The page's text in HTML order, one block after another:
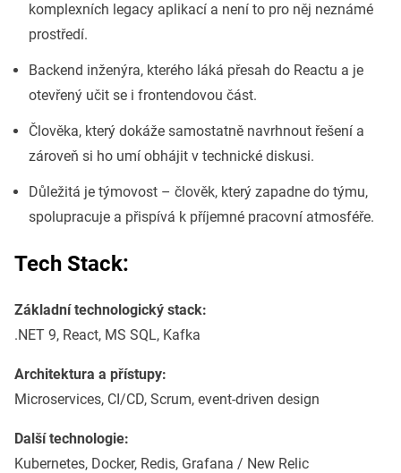
komplexních legacy aplikací a není to pro něj neznámé
prostředí.
Backend inženýra, kterého láká přesah do Reactu a je
otevřený učit se i frontendovou část.
Člověka, který dokáže samostatně navrhnout řešení a
zároveň si ho umí obhájit v technické diskusi.
Důležitá je týmovost – člověk, který zapadne do týmu,
spolupracuje a přispívá k příjemné pracovní atmosféře.
Tech Stack:
Základní technologický stack:
.NET 9, React, MS SQL, Kafka
Architektura a přístupy:
Microservices, CI/CD, Scrum, event-driven design
Další technologie:
Kubernetes, Docker, Redis, Grafana / New Relic